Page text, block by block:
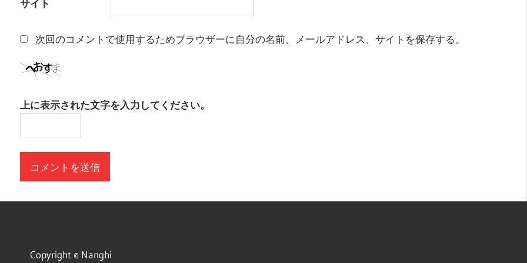
サイト
次回のコメントで使用するためブラウザーに自分の名前、メールアドレス、サイトを保存する。
上に表示された文字を入力してください。
Copyright © Nanghi